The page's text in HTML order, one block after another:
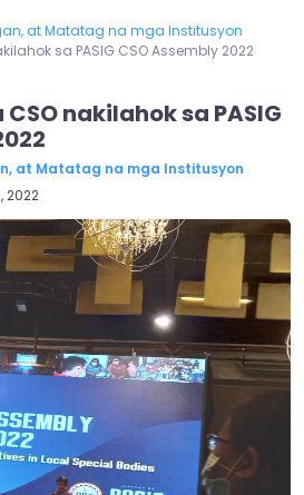
at Matatag na mga Institusyon
sa PASIG CSO Assembly 2022
nakilahok sa PASIG
at Matatag na mga Institusyon
2022